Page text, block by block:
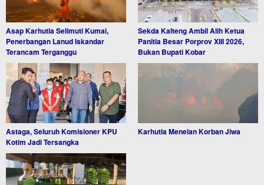
Asap Karhutla Selimuti Kumai,
Penerbangan Lanud Iskandar
Terancam Terganggu
Sekda Kalteng Ambil Alih Ketua
Panitia Besar Porprov XIII 2026,
Bukan Bupati Kobar
Astaga, Seluruh Komisioner KPU
Kotim Jadi Tersangka
Karhutla Menelan Korban Jiwa